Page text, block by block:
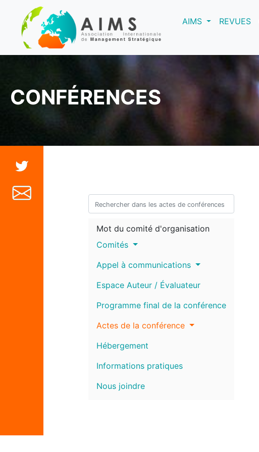
AIMS(current)REVUES
CONFÉRENCES
Mot du comité d'organisation
Comités
Appel à communications
Espace Auteur / Évaluateur
Programme final de la conférence
Actes de la conférence
Hébergement
Informations pratiques
Nous joindre